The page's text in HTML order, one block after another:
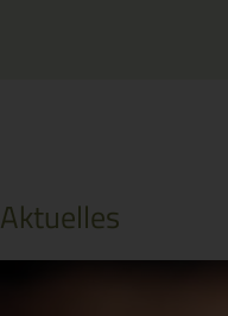
Aktuelles